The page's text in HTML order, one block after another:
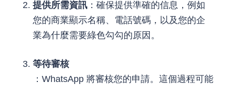
提供所需資訊 ：確保提供準確的信息，例如
您的商業顯示名稱、電話號碼，以及您的企
業為什麼需要綠色勾勾的原因。
等待審核
：WhatsApp 將審核您的申請。這個過程可能